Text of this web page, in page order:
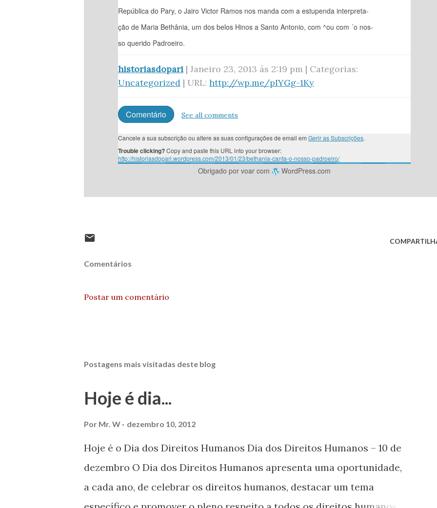
República do Pary, o Jairo Victor Ramos nos manda com a estupenda interpreta-
ção de Maria Bethânia, um dos belos Hinos a Santo Antonio, com ^ou com ´o nos-
so querido Padroeiro.
historiasdopari | Janeiro 23, 2013 ás 2:19 pm | Categorias:
Uncategorized | URL: http://wp.me/pIYGg-1Ky
Comentário See all comments
Cancele a sua subscrição ou altere as suas configurações de email em Gerir as Subscrições.
Trouble clicking?Copy and paste this URL into your browser:
http://historiasdopari.wordpress.com/2013/01/23/bethania-canta-o-nosso-padroeiro/
Obrigado por voar com WordPress.com
Comentários
Postar um comentário
Postagens mais visitadas deste blog
Hoje é dia...
Por Mr. W dezembro 10, 2012
Hoje é o Dia dos Direitos Humanos Dia dos Direitos Humanos – 10 de
dezembro O Dia dos Direitos Humanos apresenta uma oportunidade,
a cada ano, de celebrar os direitos humanos, destacar um tema